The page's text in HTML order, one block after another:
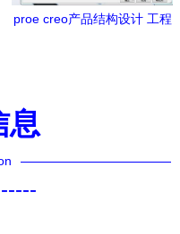
proe creo产品结构设计 工程
息